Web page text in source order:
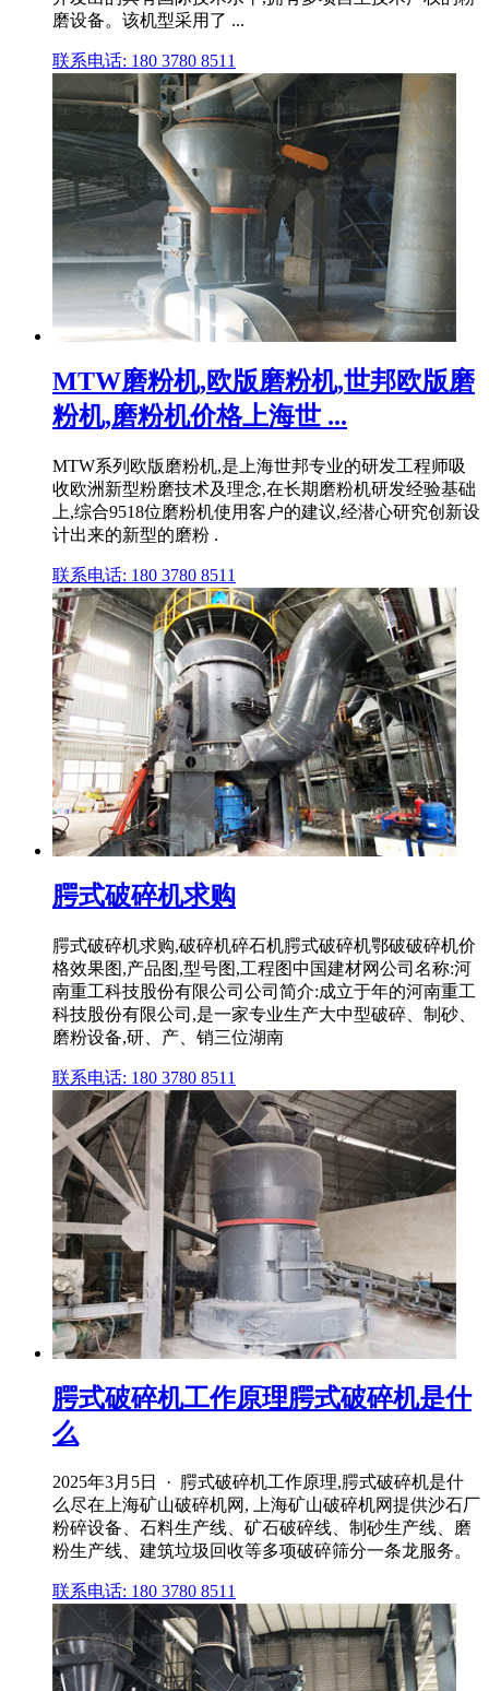
磨设备。该机型采用了 ...
联系电话: 180 3780 8511
MTW磨粉机,欧版磨粉机,世邦欧版磨
粉机,磨粉机价格上海世 ...
MTW系列欧版磨粉机,是上海世邦专业的研发工程师吸
收欧洲新型粉磨技术及理念,在长期磨粉机研发经验基础
上,综合9518位磨粉机使用客户的建议,经潜心研究创新设
计出来的新型的磨粉 .
联系电话: 180 3780 8511
腭式破碎机求购
腭式破碎机求购,破碎机碎石机腭式破碎机鄂破破碎机价
格效果图,产品图,型号图,工程图中国建材网公司名称:河
南重工科技股份有限公司公司简介:成立于年的河南重工
科技股份有限公司,是一家专业生产大中型破碎、制砂、
磨粉设备,研、产、销三位湖南
联系电话: 180 3780 8511
腭式破碎机工作原理腭式破碎机是什
么
2025年3月5日 · 腭式破碎机工作原理,腭式破碎机是什
么尽在上海矿山破碎机网, 上海矿山破碎机网提供沙石厂
粉碎设备、石料生产线、矿石破碎线、制砂生产线、磨
粉生产线、建筑垃圾回收等多项破碎筛分一条龙服务。
联系电话: 180 3780 8511